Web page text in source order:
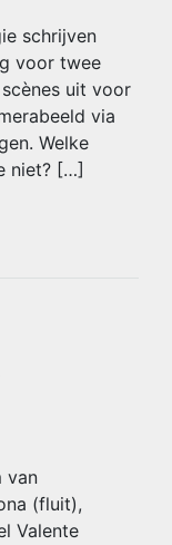
schrijven
voor twee
uit voor
via
Welke
niet? […]
van
(fluit),
Valente